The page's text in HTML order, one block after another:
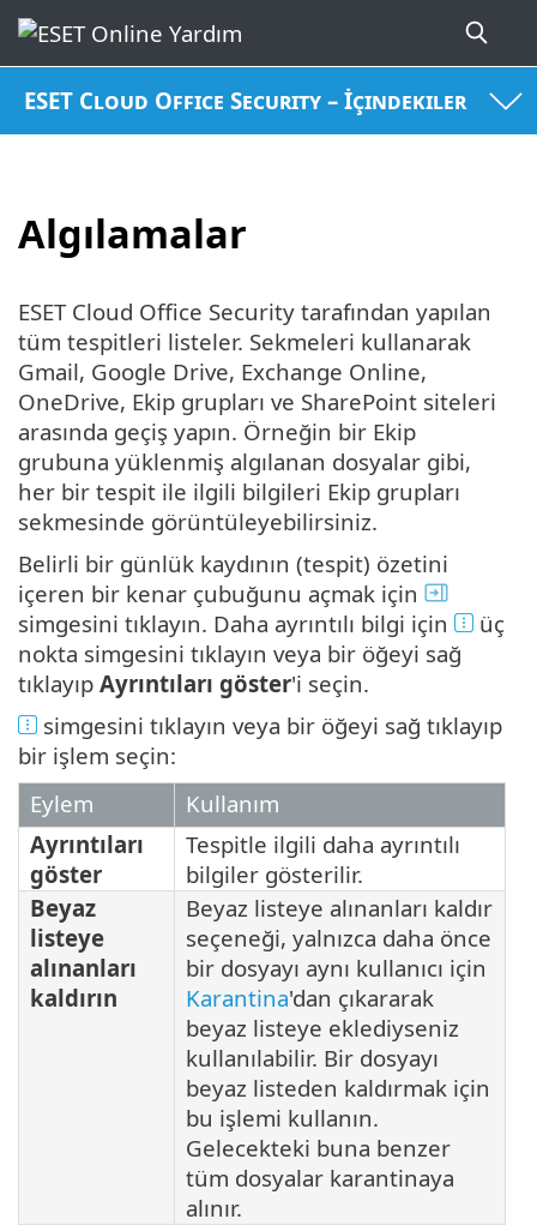
ESET Cloud Office Security – İçindekiler
Algılamalar
ESET Cloud Office Security tarafından yapılan
tüm tespitleri listeler. Sekmeleri kullanarak
Gmail, Google Drive, Exchange Online,
OneDrive, Ekip grupları ve SharePoint siteleri
arasında geçiş yapın. Örneğin bir Ekip
grubuna yüklenmiş algılanan dosyalar gibi,
her bir tespit ile ilgili bilgileri Ekip grupları
sekmesinde görüntüleyebilirsiniz.
Belirli bir günlük kaydının (tespit) özetini
içeren bir kenar çubuğunu açmak için
simgesini tıklayın. Daha ayrıntılı bilgi için
üç
nokta simgesini tıklayın veya bir öğeyi sağ
tıklayıp Ayrıntıları göster'i seçin.
simgesini tıklayın veya bir öğeyi sağ tıklayıp
bir işlem seçin:
Eylem
Kullanım
Ayrıntıları
göster
Tespitle ilgili daha ayrıntılı
bilgiler gösterilir.
Beyaz
listeye
alınanları
kaldırın
Beyaz listeye alınanları kaldır
seçeneği, yalnızca daha önce
bir dosyayı aynı kullanıcı için
Karantina'dan çıkararak
beyaz listeye eklediyseniz
kullanılabilir. Bir dosyayı
beyaz listeden kaldırmak için
bu işlemi kullanın.
Gelecekteki buna benzer
tüm dosyalar karantinaya
alınır.